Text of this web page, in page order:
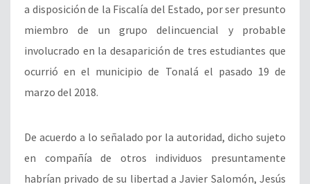
a disposición de la Fiscalía del Estado, por ser presunto
miembro de un grupo delincuencial y probable
involucrado en la desaparición de tres estudiantes que
ocurrió en el municipio de Tonalá el pasado 19 de
marzo del 2018.
De acuerdo a lo señalado por la autoridad, dicho sujeto
en compañía de otros individuos presuntamente
habrían privado de su libertad a Javier Salomón, Jesús